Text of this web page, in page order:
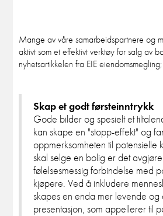
Mange av våre samarbeidspartnere og
aktivt som et effektivt verktøy for salg av
nyhetsartikkelen fra EIE eiendomsmegling;
Skap et godt førsteinntrykk
Gode bilder og spesielt et
kan skape en "stopp-effekt" og
oppmerksomheten til
skal selge en bolig er det
følelsesmessig forbindelse med
kjøpere. Ved å inkludere
skapes en enda mer levende og
presentasjon, som appellerer til